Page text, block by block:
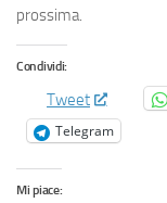
prossima.
Condividi:
Tweet
Telegram
Mi piace: